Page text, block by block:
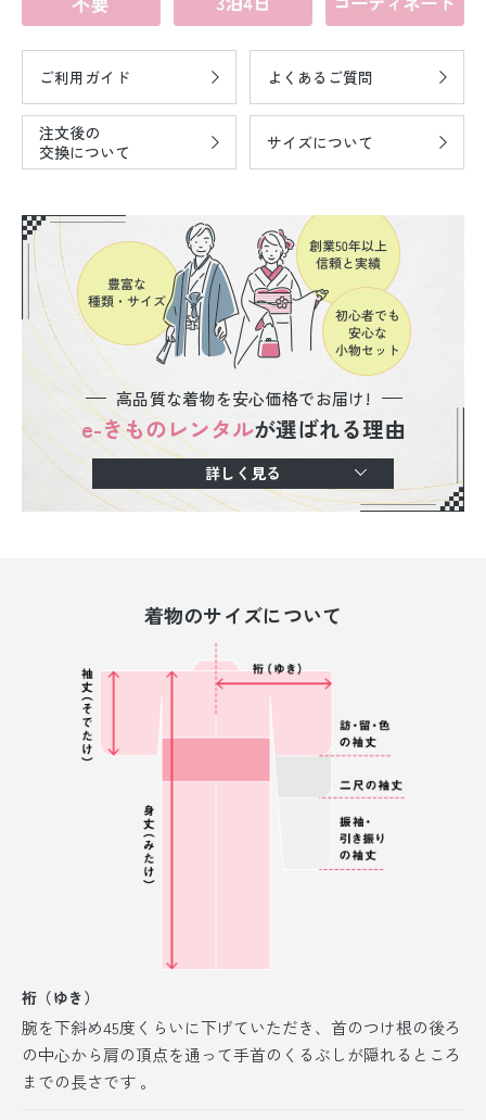
ご利用ガイド よくあるご質問
注文後の
交換について
サイズについて
高品質な着物を安心価格でお届け!
e-きものレンタルが選ばれる理由
詳しく見る
着物のサイズについて
裄（ゆき）
腕を下斜め45度くらいに下げていただき、首のつけ根の後ろ
の中心から肩の頂点を通って手首のくるぶしが隠れるところ
までの長さです 。